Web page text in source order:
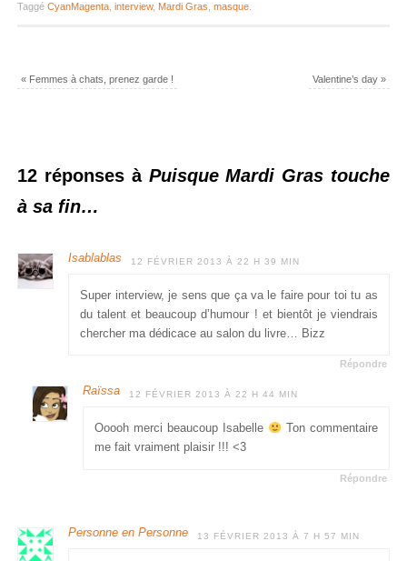
Taggé CyanMagenta, interview, Mardi Gras masque.
«Femmes à chats, prenez garde ! Valentine’s day»
12 réponses à Puisque Mardi Gras touche
à sa fin…
Isablablas 12 FÉVRIER 2013 À 22 H 39 MIN
Super interview, je sens que ça va le faire pour toi tu as
du talent et beaucoup d’humour ! et bientôt je viendrais
chercher ma dédicace au salon du livre… Bizz
Répondre
Raïssa 12 FÉVRIER 2013 À 22 H 44 MIN
Ooooh merci beaucoup Isabelle
Ton commentaire
me fait vraiment plaisir !!! <3
Répondre
Personne en Personne 13 FÉVRIER 2013 À 7 H 57 MIN